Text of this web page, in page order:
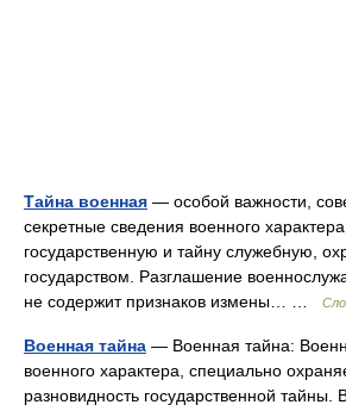
Тайна военная — особой важности,
секретные сведения военного
государственную и тайну служебную,
государством. Разглашение
не содержит признаков измены… …
Военная тайна — Военная тайна:
военного характера, специально
разновидность государственной тайны.